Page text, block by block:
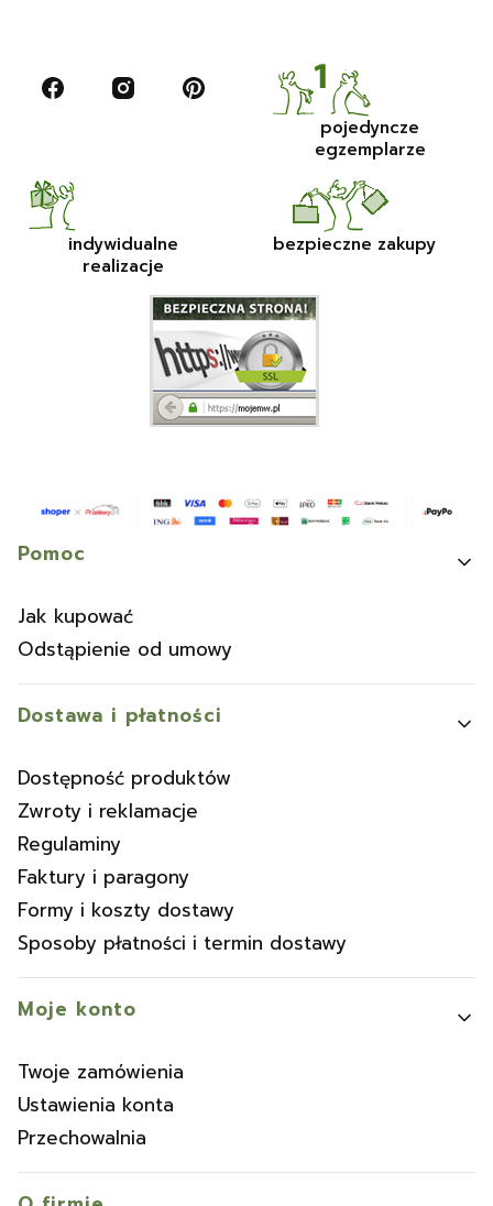
pojedyncze
egzemplarze
indywidualne
realizacje
bezpieczne zakupy
Linki w stopce
Pomoc
Jak kupować
Odstąpienie od umowy
Dostawa i płatności
Dostępność produktów
Zwroty i reklamacje
Regulaminy
Faktury i paragony
Formy i koszty dostawy
Sposoby płatności i termin dostawy
Moje konto
Twoje zamówienia
Ustawienia konta
Przechowalnia